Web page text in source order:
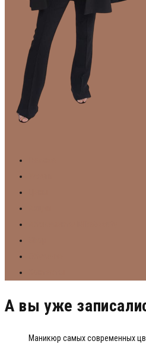
А вы уже
Маникюр самых современных